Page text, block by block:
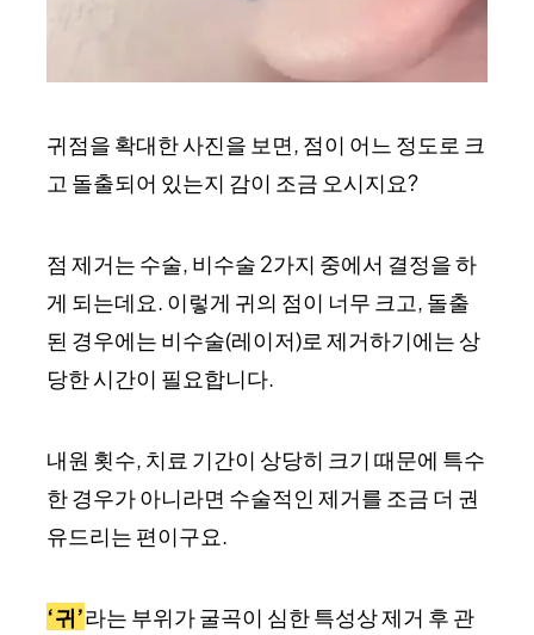
귀점을 확대한 사진을 보면, 점이 어느 정도로 크
고 돌출되어 있는지 감이 조금 오시지요?
점 제거는 수술, 비수술 2가지 중에서 결정을 하
게 되는데요. 이렇게 귀의 점이 너무 크고, 돌출
된 경우에는 비수술(레이저)로 제거하기에는 상
당한 시간이 필요합니다.
내원 횟수, 치료 기간이 상당히 크기 때문에 특수
한 경우가 아니라면 수술적인 제거를 조금 더 권
유드리는 편이구요.
‘귀’라는 부위가 굴곡이 심한 특성상 제거 후 관